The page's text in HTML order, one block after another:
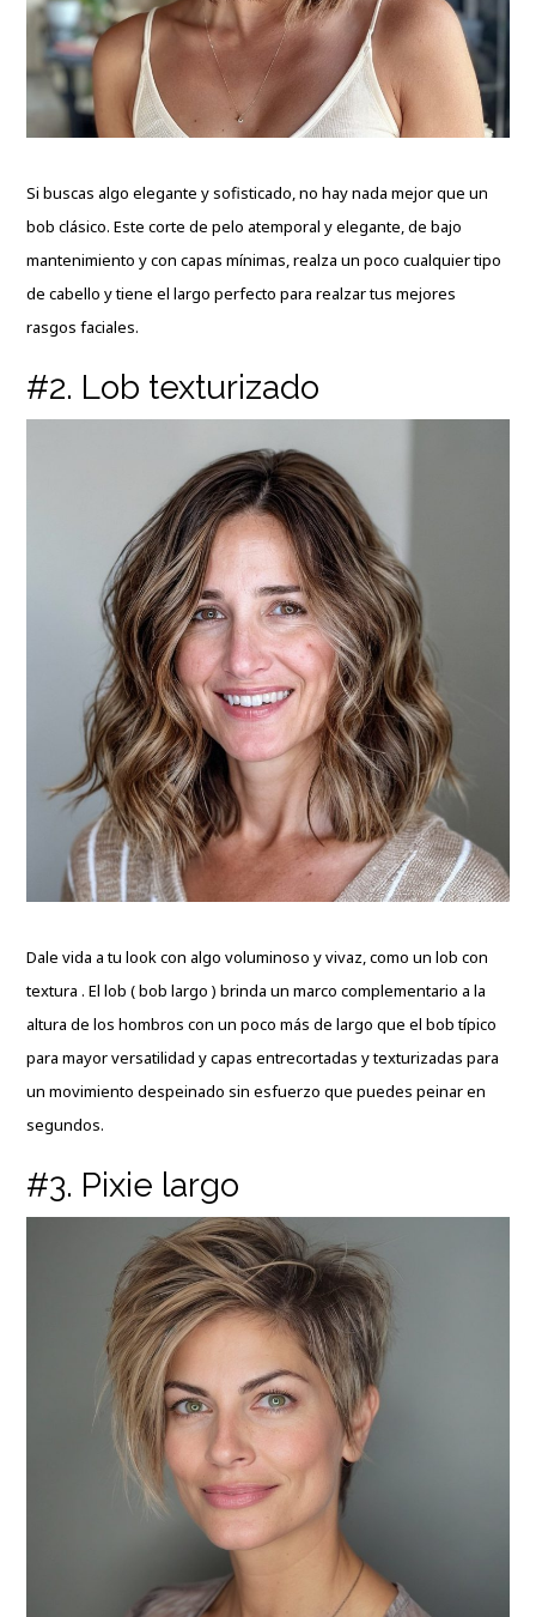
Si buscas algo elegante y sofisticado, no hay nada mejor que un
bob clásico. Este corte de pelo atemporal y elegante, de bajo
mantenimiento y con capas mínimas, realza un poco cualquier tipo
de cabello y tiene el largo perfecto para realzar tus mejores
rasgos faciales.
#2. Lob texturizado
Dale vida a tu look con algo voluminoso y vivaz, como un lob con
textura . El lob (bob largo ) brinda un marco complementario a la
altura de los hombros con un poco más de largo que el bob típico
para mayor versatilidad y capas entrecortadas y texturizadas para
un movimiento despeinado sin esfuerzo que puedes peinar en
segundos.
#3. Pixie largo